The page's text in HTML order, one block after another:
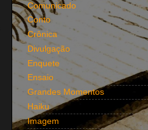
Comunicado
Conto
Crônica
Divulgação
Enquete
Ensaio
Grandes Momentos
Haiku
Imagem